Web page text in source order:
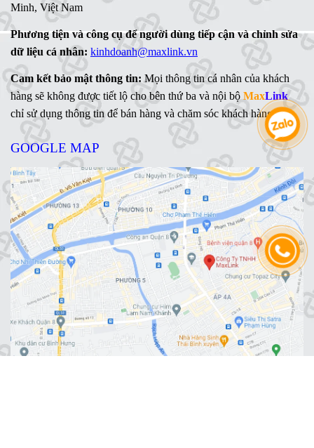
Minh, Việt Nam
Phương tiện và công cụ để người dùng tiếp cận và chỉnh sửa
dữ liệu cá nhân: kinhdoanh@maxlink.vn
Cam kết bảo mật thông tin: Mọi thông tin cá nhân của khách
hàng sẽ không được tiết lộ cho bên thứ ba và nội bộMaxLink
chỉ sử dụng thông tin để bán hàng và chăm sóc khách hàng
GOOGLE MAP